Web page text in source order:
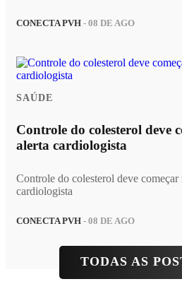
CONECTA PVH - 08 DE AGO
SAÚDE
Controle do colesterol deve
alerta cardiologista
Controle do colesterol deve começar
cardiologista
CONECTA PVH - 08 DE AGO
TODAS AS